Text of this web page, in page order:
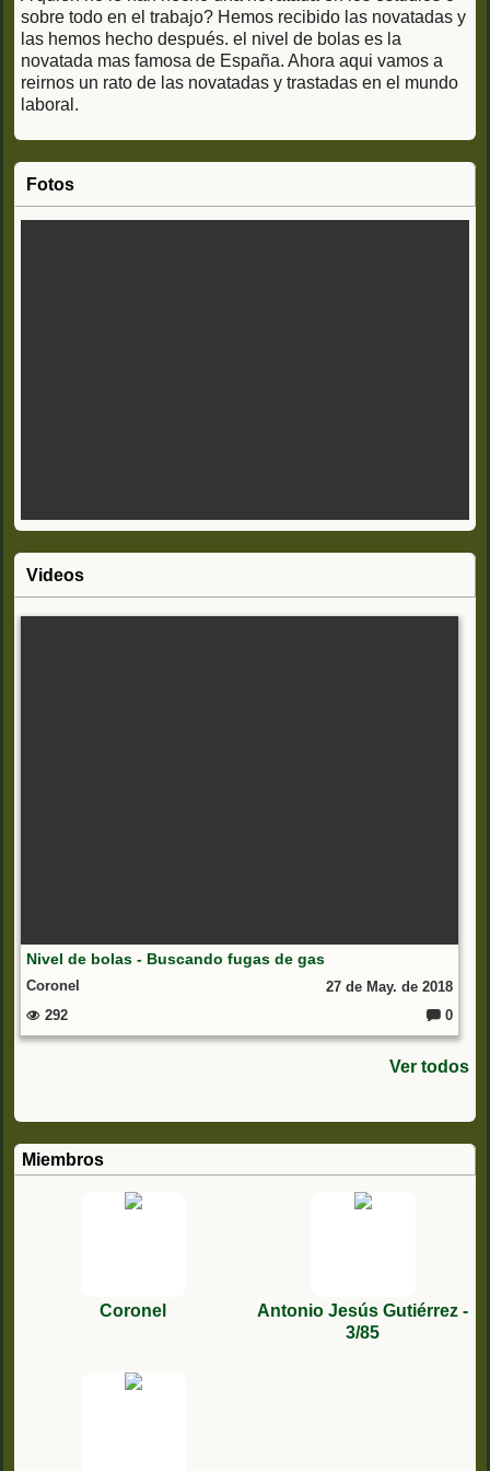
sobre todo en el trabajo? Hemos recibido las novatadas y
las hemos hecho después. el nivel de bolas es la
novatada mas famosa de España. Ahora aqui vamos a
reirnos un rato de las novatadas y trastadas en el mundo
laboral.
Fotos
Videos
Nivel de bolas - Buscando fugas de gas
Coronel
27 de May. de 2018
292
o
e
s:
0
Ver todos
Miembros
Coronel
Antonio Jesús Gutiérrez -
3/85